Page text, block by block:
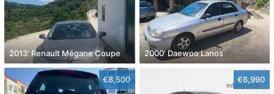
2013' Renault Mégane Coupe 2000' Daewoo Lanos
€8,500 €6,990